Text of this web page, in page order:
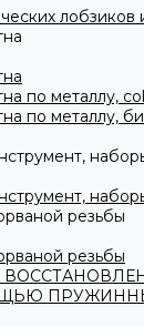
по металлу,
по металлу,
резьбы
резьбы